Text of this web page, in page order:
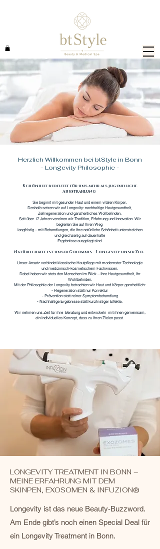
Herzlich Willkommen bei btStyle in Bonn
- Longevity Philosophie -
Schönheit bedeutet für uns mehr als jugendliche
Ausstrahlung
Sie beginnt mit gesunder Haut und einem vitalen Körper.
Deshalb setzen wir auf Longevity: nachhaltige Hautgesundheit,
Zellregeneration und ganzheitliches Wollbefinden.
Seit über 17 Jahren vereinen wir Tradition, Erfahrung und Innovation. Wir
begleiten Sie auf Ihren Weg
langfristig – mit Behandlungen, die Ihre natürliche Schönheit unterstreichen
und gleichzeitig auf dauerhafte
Ergebnisse ausgelegt sind.
Natürlichkeit ist unser Geheimnis – Longevity unser Ziel.
Unser Ansatz verbindet klassische Hautpflege mit modernster Technologie
und medizinisch-kosmetischem Fachwissen.
Dabei haben wir stets den Menschen im Blick – Ihre Hautgesundheit, Ihr
Wohlbefinden.
Mit der Philosophie der Longevity betrachten wir Haut und Körper ganzheitlich:
- Regeneration statt nur Korrektur
- Prävention statt reiner Symptombehandlung
- Nachhaltige Ergebnisse statt kurzfristiger Effekte.
Wir nehmen uns Zeit für ihre Beratung und entwickeln mit ihnen gemeinsam,
ein individuelles Konzept, dass zu Ihren Zielen passt.
LONGEVITY TREATMENT IN BONN –
MEINE ERFAHRUNG MIT DEM
SKINPEN, EXOSOMEN & INFUZION®
Longevity ist das neue Beauty-Buzzword.
Am Ende gibt’s noch einen Special Deal für
ein Longevity Treatment in Bonn.